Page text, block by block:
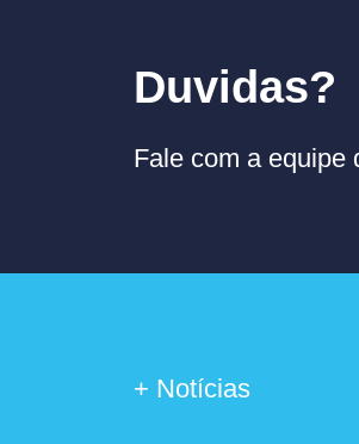
Duvidas?
Fale com a equipe
+ Notícias